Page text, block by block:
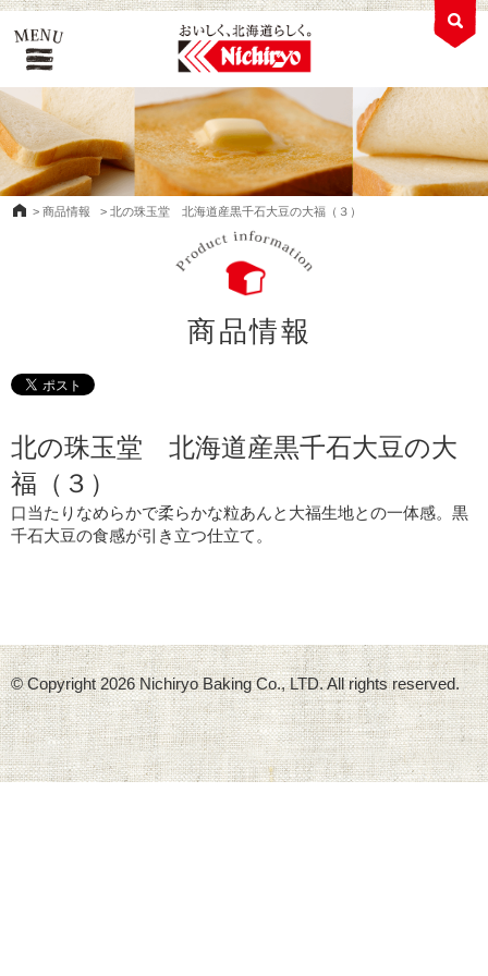
> 商品情報 > 北の珠玉堂 北海道産黒千石大豆の大福（３）
商品情報
北の珠玉堂 北海道産黒千石大豆の大
福（３）
口当たりなめらかで柔らかな粒あんと大福生地との一体感。黒
千石大豆の食感が引き立つ仕立て。
© Copyright2026 Nichiryo Baking Co., LTD. All rights reserved.